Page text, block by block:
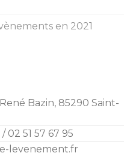
en 2021
Bazin, 85290 Saint-
02 51 57 67 95
levenement.fr